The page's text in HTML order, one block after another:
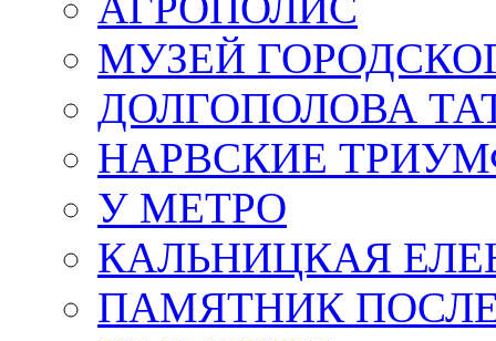
МУЗЕЙ
ДОЛГОПОЛОВА
НАРВСКИЕ
У МЕТРО
КАЛЬНИЦКАЯ
ПАМЯТНИК